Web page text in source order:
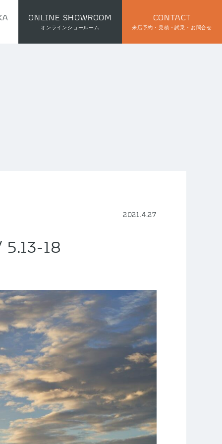
ONLINE SHOWROOM
オンラインショールーム
CONTACT
来店予約・見積・試乗・お問合せ
2021.4.27
18